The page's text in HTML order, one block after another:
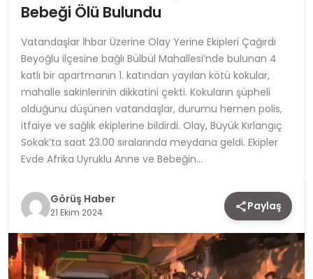
MAGAZIN
SAĞLIK
SPOR
TEKNOLOJI
Bebeği Ölü Bulundu
Vatandaşlar İhbar Üzerine Olay Yerine Ekipleri Çağırdı
Beyoğlu ilçesine bağlı Bülbül Mahallesi’nde bulunan 4
katlı bir apartmanın 1. katından yayılan kötü kokular,
mahalle sakinlerinin dikkatini çekti. Kokuların şüpheli
olduğunu düşünen vatandaşlar, durumu hemen polis,
itfaiye ve sağlık ekiplerine bildirdi. Olay, Büyük Kırlangıç
Sokak’ta saat 23.00 sıralarında meydana geldi. Ekipler
Evde Afrika Uyruklu Anne ve Bebeğin…
Görüş Haber
21 Ekim 2024 Paylaş